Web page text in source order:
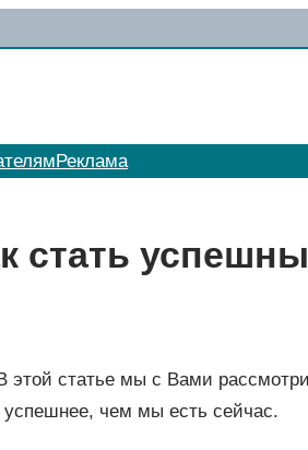
Реклама
стать
этой статье мы с Вами
чем мы есть сейчас.